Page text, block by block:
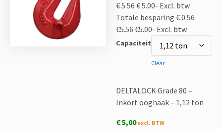
€ 5.56 € 5.00- Excl. btw
Totale besparing € 0.56
€5.56 €5.00- Excl. btw
Capaciteit
Clear
DELTALOCK Grade 80 –
Inkort ooghaak – 1,12 ton
€5,00